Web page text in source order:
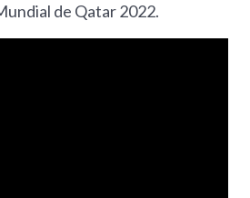
de Qatar 2022.